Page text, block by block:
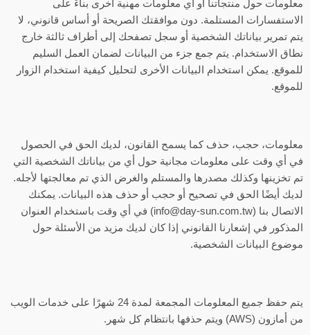
معلومات حول منتجاتنا أو أي معلومات مهنية أخرى بناءً على
الاستفسارات المستلمة. دون موافقتك الصريحة أو أساس قانوني، لا
يتم تمرير بياناتك الشخصية أو سجل تصفحك إلى أطراف ثالثة خارج
نطاق الاستخدام. يتم جمع جزء من البيانات لضمان العمل السليم
للموقع. يمكن استخدام البيانات الأخرى لتحليل كيفية استخدام الزوار
للموقع.
معلومات، حجب، حذف كما يسمح القانون، لديك الحق في الحصول
في أي وقت على معلومات مجانية حول أي من بياناتك الشخصية التي
تم تخزينها وكذلك مصدرها والمستلم والغرض الذي تم معالجتها لأجله.
لديك أيضًا الحق في تصحيح أو حجب أو حذف هذه البيانات. يمكنك
الاتصال بنا (info@day-sun.com.tw) في أي وقت باستخدام العنوان
المذكور في إشعارنا القانوني إذا كان لديك مزيد من الأسئلة حول
موضوع البيانات الشخصية.
يتم حفظ جميع المعلومات المجمعة لمدة 24 شهرًا على خدمات الويب
من أمازون (AWS) ويتم حذفها بانتظام كل شهر.